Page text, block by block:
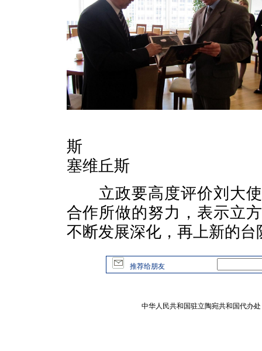
斯 农业部
塞维丘斯
立政要高度评价刘大使
合作所做的努力，表示立
不断发展深化，再上新的台
推荐给朋友
中华人民共和国驻立陶宛共和国代办处